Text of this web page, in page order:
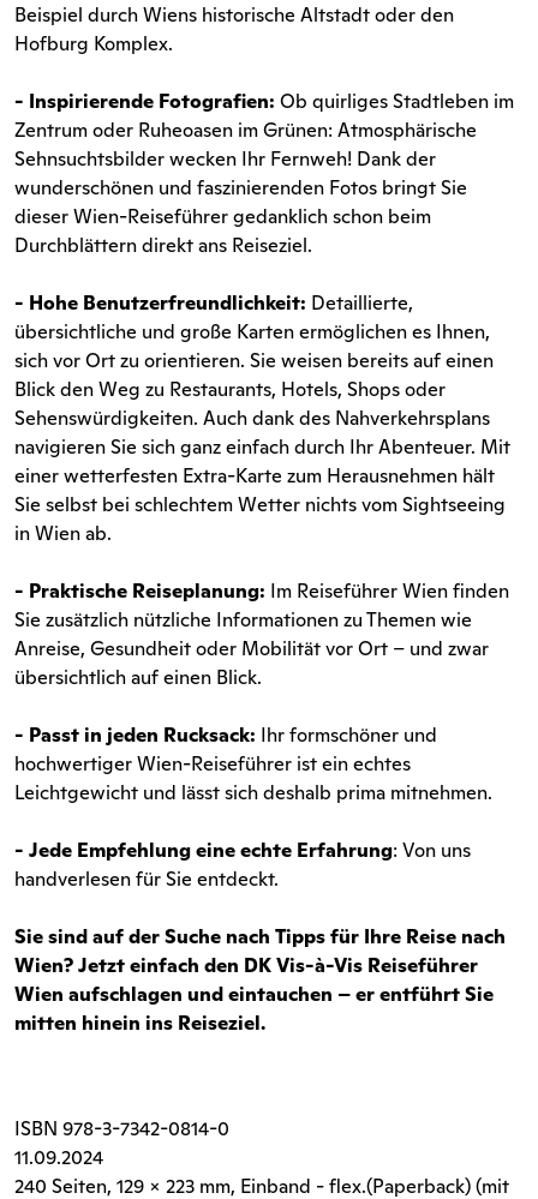
Beispiel durch Wiens historische Altstadt oder den
Hofburg Komplex.
- Inspirierende Fotografien: Ob quirliges Stadtleben im
Zentrum oder Ruheoasen im Grünen: Atmosphärische
Sehnsuchtsbilder wecken Ihr Fernweh! Dank der
wunderschönen und faszinierenden Fotos bringt Sie
dieser Wien-Reiseführer gedanklich schon beim
Durchblättern direkt ans Reiseziel.
- Hohe Benutzerfreundlichkeit: Detaillierte,
übersichtliche und große Karten ermöglichen es Ihnen,
sich vor Ort zu orientieren. Sie weisen bereits auf einen
Blick den Weg zu Restaurants, Hotels, Shops oder
Sehenswürdigkeiten. Auch dank des Nahverkehrsplans
navigieren Sie sich ganz einfach durch Ihr Abenteuer. Mit
einer wetterfesten Extra-Karte zum Herausnehmen hält
Sie selbst bei schlechtem Wetter nichts vom Sightseeing
in Wien ab.
- Praktische Reiseplanung: Im Reiseführer Wien finden
Sie zusätzlich nützliche Informationen zu Themen wie
Anreise, Gesundheit oder Mobilität vor Ort – und zwar
übersichtlich auf einen Blick.
- Passt in jeden Rucksack: Ihr formschöner und
hochwertiger Wien-Reiseführer ist ein echtes
Leichtgewicht und lässt sich deshalb prima mitnehmen.
- Jede Empfehlung eine echte Erfahrung: Von uns
handverlesen für Sie entdeckt.
Sie sind auf der Suche nach Tipps für Ihre Reise nach
Wien? Jetzt einfach den DK Vis-à-Vis Reiseführer
Wien aufschlagen und eintauchen – er entführt Sie
mitten hinein ins Reiseziel.
ISBN 978-3-7342-0814-0
11.09.2024
240 Seiten, 129 x 223 mm, Einband - flex.(Paperback) (mit